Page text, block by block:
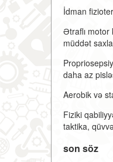
İdman
Ətraflı motor
müddət
daha az
Aerobik və
Fiziki
taktika,
son söz